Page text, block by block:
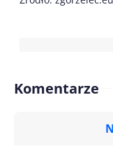
Komentarze